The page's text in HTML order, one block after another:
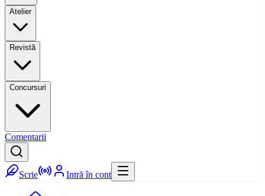
Atelier
Revistă
Concursuri
Comentarii
Scrie Intră în cont